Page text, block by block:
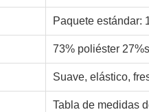
Paquete estándar:
73% poliéster
Suave, elástico,
Tabla de medidas